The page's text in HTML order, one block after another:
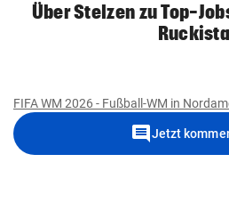
Über Stelzen zu Top-
FIFA WM 2026 - Fußball-WM in
commentJetzt